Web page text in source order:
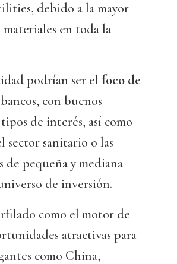
debido a la mayor
materiales en toda la
podrían ser el foco de
con buenos
de interés, así como
sector sanitario o las
de pequeña y mediana
de inversión.
como el motor de
atractivas para
como China,